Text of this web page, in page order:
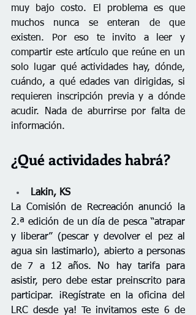
muy bajo costo. El problema es que
muchos nunca se enteran de que
existen. Por eso te invito a leer y
compartir este artículo que reúne en un
solo lugar qué actividades hay, dónde,
cuándo, a qué edades van dirigidas, si
requieren inscripción previa y a dónde
acudir. Nada de aburrirse por falta de
información.
¿Qué actividades habrá?
Lakin, KS
La Comisión de Recreación anunció la
2.ª edición de un día de pesca “atrapar
y liberar” (pescar y devolver el pez al
agua sin lastimarlo), abierto a personas
de 7 a 12 años. No hay tarifa para
asistir, pero debe estar preinscrito para
participar. ¡Regístrate en la oficina del